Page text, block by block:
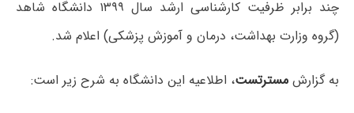
چند برابر ظرفیت کارشناسی ارشد سال ۱۳۹۹ دانشگاه شاهد
(گروه وزارت بهداشت، درمان و آموزش پزشکی) اعلام شد.
به گزارشمسترتست، اطلاعیه این دانشگاه به شرح زیر است: